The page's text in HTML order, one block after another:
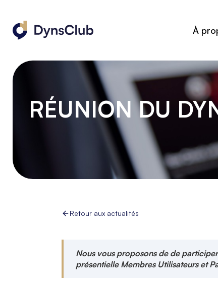
À
RÉUNION DU
Retour aux actualités
Nous vous proposons de de participer
présentielle Membres Utilisateurs et